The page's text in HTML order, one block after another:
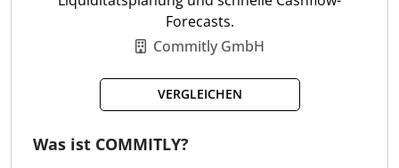
Kanzlei-Monitoring
Personalcockpit
Controllingcockpit
Unternehmensplanung
Forecasts.
Commitly GmbH
VERGLEICHEN
Was ist COMMITLY?